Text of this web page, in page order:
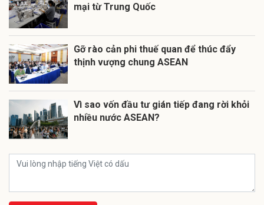
mại từ Trung Quốc
Gỡ rào cản phi thuế quan để thúc đẩy
thịnh vượng chung ASEAN
Vì sao vốn đầu tư gián tiếp đang rời khỏi
nhiều nước ASEAN?